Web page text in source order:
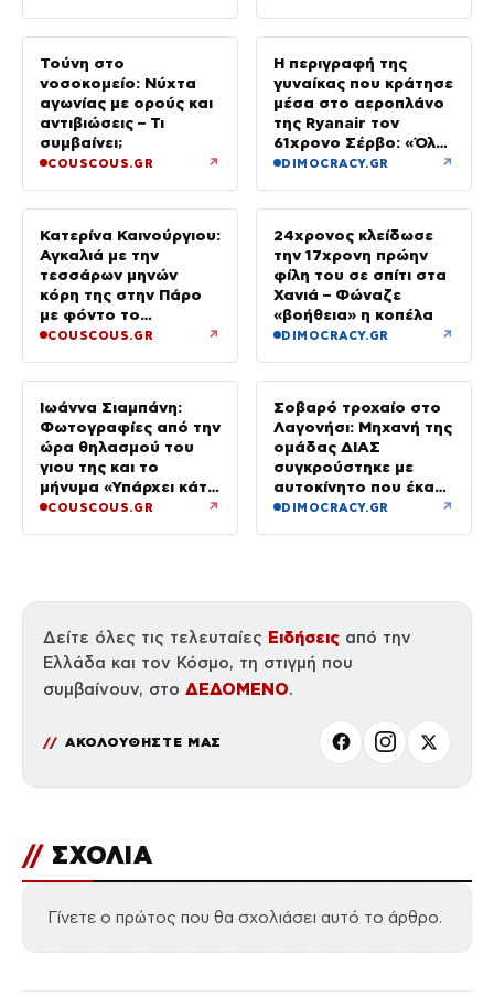
Τούνη στο
νοσοκομείο: Νύχτα
αγωνίας με ορούς και
αντιβιώσεις – Τι
συμβαίνει;
COUSCOUS.GR ↗
Η περιγραφή της
γυναίκας που κράτησε
μέσα στο αεροπλάνο
της Ryanair τον
61χρονο Σέρβο: «Όλα
έγιναν σε κλάσματα
DIMOCRACY.GR ↗
Κατερίνα Καινούργιου:
Αγκαλιά με την
τεσσάρων μηνών
κόρη της στην Πάρο
με φόντο το
ηλιοβασίλεμα
COUSCOUS.GR ↗
24χρονος κλείδωσε
την 17χρονη πρώην
φίλη του σε σπίτι στα
Χανιά – Φώναζε
«βοήθεια» η κοπέλα
DIMOCRACY.GR ↗
Ιωάννα Σιαμπάνη:
Φωτογραφίες από την
ώρα θηλασμού του
γιου της και το
μήνυμα «Υπάρχει κάτι
μαγικό σε αυτές τις
COUSCOUS.GR ↗
Σοβαρό τροχαίο στο
Λαγονήσι: Μηχανή της
ομάδας ΔΙΑΣ
συγκρούστηκε με
αυτοκίνητο που έκανε
αναστροφή – Δύο
DIMOCRACY.GR ↗
Δείτε όλες τις τελευταίες Ειδήσεις από την
Ελλάδα και τον Κόσμο, τη στιγμή που
συμβαίνουν, στο ΔΕΔΟΜΕΝΟ.
ΑΚΟΛΟΥΘΗΣΤΕ ΜΑΣ
// ΣΧΟΛΙΑ
Γίνετε ο πρώτος που θα σχολιάσει αυτό το άρθρο.